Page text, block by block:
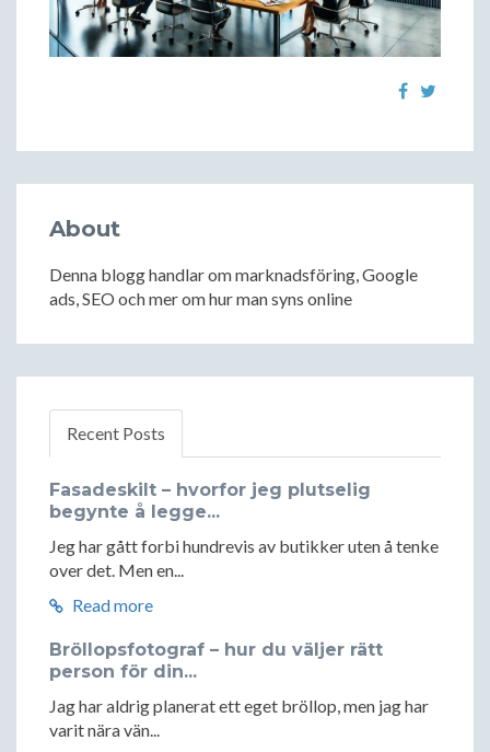
About
Denna blogg handlar om marknadsföring, Google
ads, SEO och mer om hur man syns online
Recent Posts
Fasadeskilt – hvorfor jeg plutselig
begynte å legge...
Jeg har gått forbi hundrevis av butikker uten å tenke
over det. Men en...
Read more
Bröllopsfotograf – hur du väljer rätt
person för din...
Jag har aldrig planerat ett eget bröllop, men jag har
varit nära vän...